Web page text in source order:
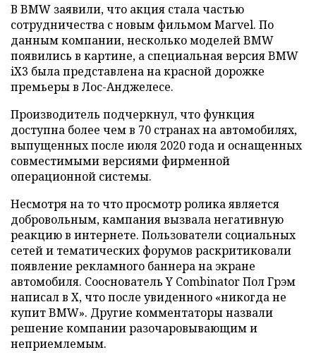
В BMW заявили, что акция стала частью
сотрудничества с новым фильмом Marvel. По
данным компании, несколько моделей BMW
появились в картине, а специальная версия BMW
iX3 была представлена на красной дорожке
премьеры в Лос-Анджелесе.
Производитель подчеркнул, что функция
доступна более чем в 70 странах на автомобилях,
выпущенных после июля 2020 года и оснащенных
совместимыми версиями фирменной
операционной системы.
Несмотря на то что просмотр ролика является
добровольным, кампания вызвала негативную
реакцию в интернете. Пользователи социальных
сетей и тематических форумов раскритиковали
появление рекламного баннера на экране
автомобиля. Сооснователь Y Combinator Пол Грэм
написал в X, что после увиденного «никогда не
купит BMW». Другие комментаторы назвали
решение компании разочаровывающим и
неприемлемым.